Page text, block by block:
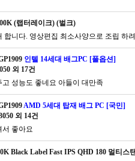
(랩터레이크) (벌크)
합니다. 영상편집 최소사양으로 조립 하
인텔 14세대 배그PC [풀옵션]
외 17건
성능도 좋네요 아들이 대만족
AMD 5세대 탑재 배그 PC [국민]
외 14건
서 좋아요
Black Label Fast IPS QHD 180 멀티스